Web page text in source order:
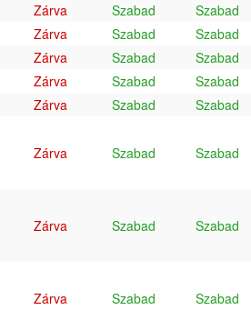
Zárva Szabad
Szabad
Zárva Szabad
Szabad
Zárva Szabad
Szabad
Zárva Szabad
Szabad
Zárva Szabad
Szabad
Zárva Szabad Szabad
Zárva Szabad Szabad
Zárva Szabad Szabad